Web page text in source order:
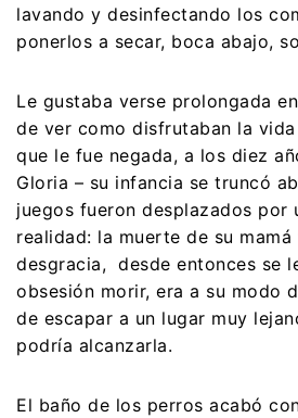
lavando y desinfectando los
ponerlos a secar, boca abajo,
Le gustaba verse prolongada
de ver como disfrutaban la
que le fue negada, a los diez
Gloria – su infancia se truncó
juegos fueron desplazados por
realidad: la muerte de su
desgracia, desde entonces se
obsesión morir, era a su modo
de escapar a un lugar muy
podría alcanzarla.
El baño de los perros acabó